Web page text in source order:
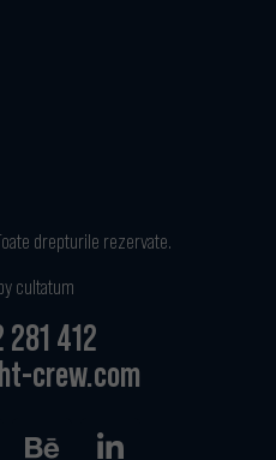
drepturile rezervate.
cultatum
412
crew.com